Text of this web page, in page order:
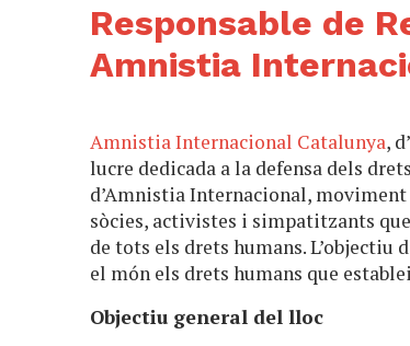
Responsable de
Amnistia
Amnistia Internacional Catalunya,
lucre dedicada a la defensa dels
d’Amnistia Internacional,
sòcies, activistes i simpatitzants
de tots els drets humans.
el món els drets humans que
Objectiu general del lloc